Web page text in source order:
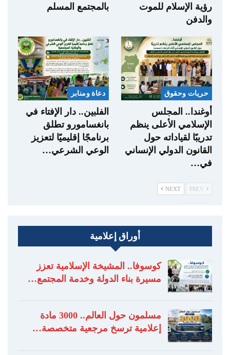
رؤية الإسلام للموت
والدفن
بالمجتمع المسلم
حريات وحقوق
أوغندا.. المجلس
الإسلامي الأعلى ينظم
تدريبًا لقياداته حول
القانون الدولي الإنساني
في…
دعاة ومنابر
الفلبين.. دار الإفتاء في
بانغسامورو تطلق
برنامجًا إقليميًا لتعزيز
الوعي الشرعي…
NEXT
أوراق إعلامية
كوسوفا.. المشيخة الإسلامية تعزز
مسيرة بناء الدولة وخدمة المجتمع…
مسلمون حول العالم.. 3000 مادة
إعلامية ترسخ مرجعية متخصصة…